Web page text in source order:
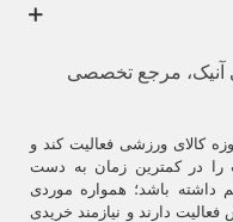
آنیک، مرجع تخصصی
کالای ورزشی فعالیت کند و
را در کمترین زمان به دست
داشته باشد؛ همواره موردی
دارند و نیازمند خریدی